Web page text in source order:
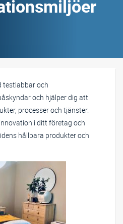
testlabbar och
och hjälper dig att
processer och tjänster.
i ditt företag och
hållbara produkter och